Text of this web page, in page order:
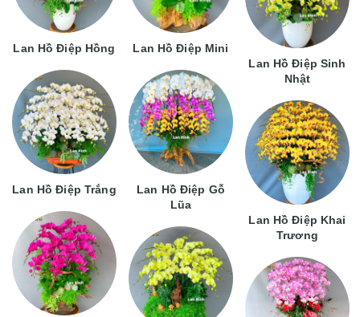
Lan Hồ Điệp Hồng
Lan Hồ Điệp Trắng
Lan Hồ Điệp Mini
Lan Hồ Điệp Gỗ
Lũa
Lan Hồ Điệp Sinh
Nhật
Lan Hồ Điệp Khai
Trương